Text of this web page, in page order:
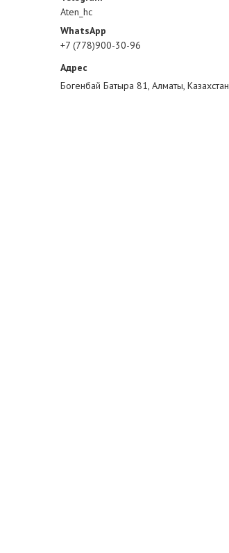
Aten_hc
+7 (778)900-30-96
Богенбай Батыра 81, Алматы, Казахстан